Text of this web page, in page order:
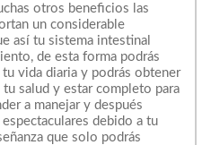
otros beneficios las
un considerable
así tu sistema intestinal
de esta forma podrás
vida diaria y podrás obtener
salud y estar completo para
a manejar y después
debido a tu
que solo podrás